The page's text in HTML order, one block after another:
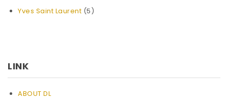
Yves Saint Laurent (5)
LINK
ABOUT DL